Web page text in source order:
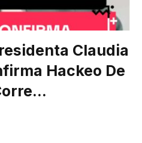
Claudia
Hackeo De